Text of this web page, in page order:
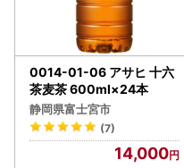
0014-01-06 アサヒ 十六
茶麦茶 600ml×24本
静岡県富士宮市
(7)
14,000